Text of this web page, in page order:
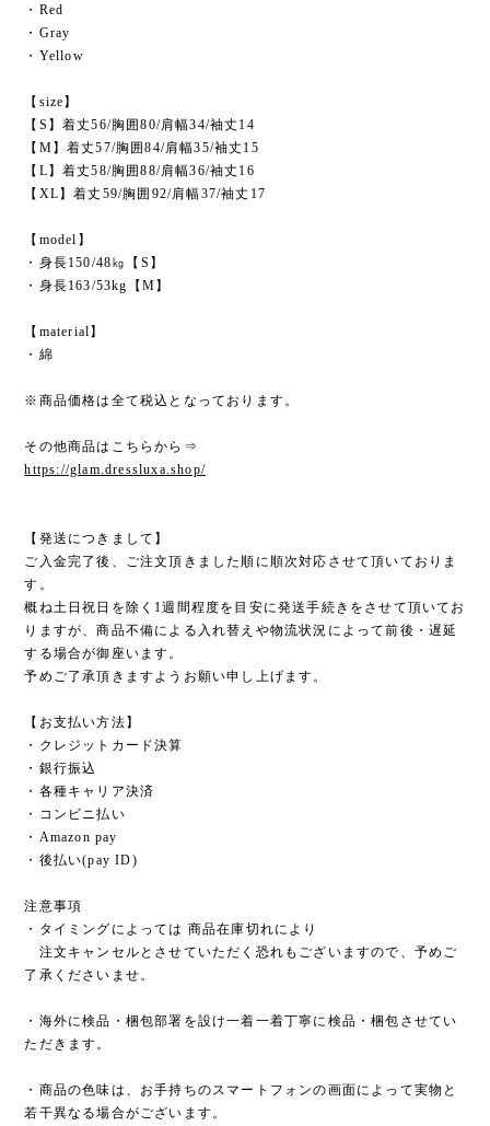
・Red
・Gray
・Yellow
【size】
【S】着丈56/胸囲80/肩幅34/袖丈14
【M】着丈57/胸囲84/肩幅35/袖丈15
【L】着丈58/胸囲88/肩幅36/袖丈16
【XL】着丈59/胸囲92/肩幅37/袖丈17
【model】
・身長150/48㎏【S】
・身長163/53kg【M】
【material】
・綿
※商品価格は全て税込となっております。
その他商品はこちらから⇒
https://glam.dressluxa.shop/
【発送につきまして】
ご入金完了後、ご注文頂きました順に順次対応させて頂いておりま
す。
概ね土日祝日を除く1週間程度を目安に発送手続きをさせて頂いてお
りますが、商品不備による入れ替えや物流状況によって前後・遅延
する場合が御座います。
予めご了承頂きますようお願い申し上げます。
【お支払い方法】
・クレジットカード決算
・銀行振込
・各種キャリア決済
・コンビニ払い
・Amazon pay
・後払い(pay ID)
注意事項
・タイミングによっては 商品在庫切れにより
注文キャンセルとさせていただく恐れもございますので、予めご
了承くださいませ。
・海外に検品・梱包部署を設け一着一着丁寧に検品・梱包させてい
ただきます。
・商品の色味は、お手持ちのスマートフォンの画面によって実物と
若干異なる場合がございます。